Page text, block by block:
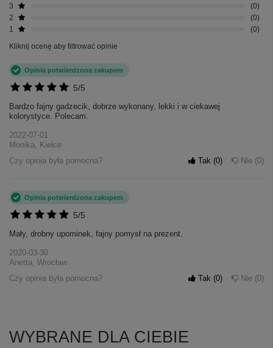
3
0
2
0
1
0
Kliknij ocenę aby filtrować opinie
5/5
Opinia potwierdzona zakupem
Bardzo fajny gadzecik, dobrze wykonany, lekki i w ciekawej
kolorystyce. Polecam.
2022-07-01
Monika, Kielce
Czy opinia była pomocna?
Tak 0 Nie 0
5/5
Opinia potwierdzona zakupem
Mały, drobny upominek, fajny pomysł na prezent.
2020-03-30
Anetta, Wrocław
Czy opinia była pomocna?
Tak 0 Nie 0
WYBRANE DLA CIEBIE